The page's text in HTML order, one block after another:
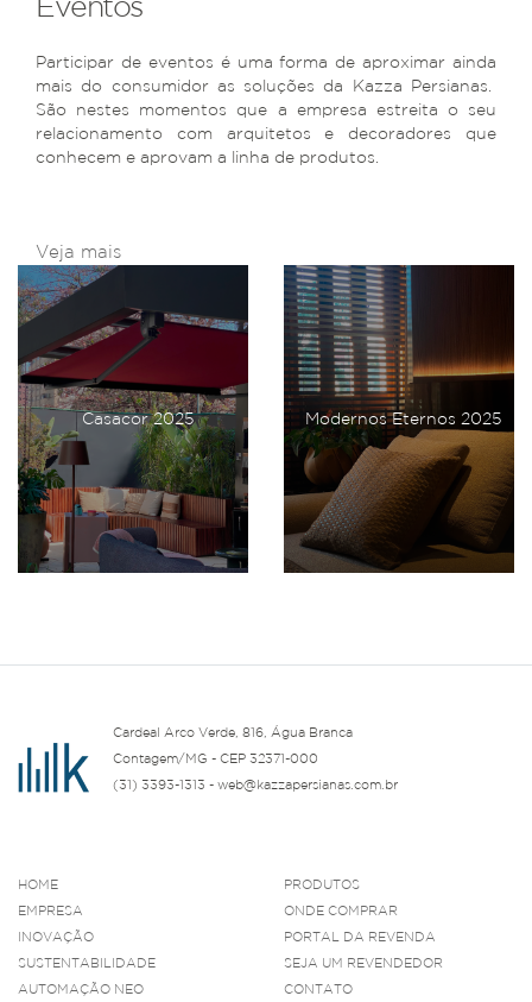
Participar de eventos é uma forma de aproximar ainda
mais do consumidor as soluções da Kazza Persianas.
São nestes momentos que a empresa estreita o seu
relacionamento com arquitetos e decoradores que
conhecem e aprovam a linha de produtos.
Veja mais
Casacor 2025 Modernos Eternos 2025
Cardeal Arco Verde, 816, Água Branca
Contagem/MG - CEP 32371-000
(31) 3393-1313 - web@kazzapersianas.com.br
HOME
EMPRESA
INOVAÇÃO
SUSTENTABILIDADE
AUTOMAÇÃO NEO
PRODUTOS
ONDE COMPRAR
PORTAL DA REVENDA
SEJA UM REVENDEDOR
CONTATO